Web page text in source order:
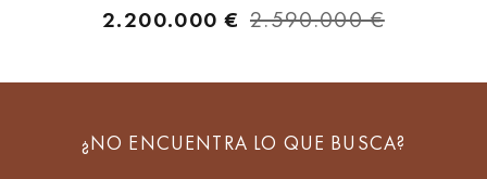
2.200.000 € 2.590.000 €
¿NO ENCUENTRA LO QUE BUSCA?